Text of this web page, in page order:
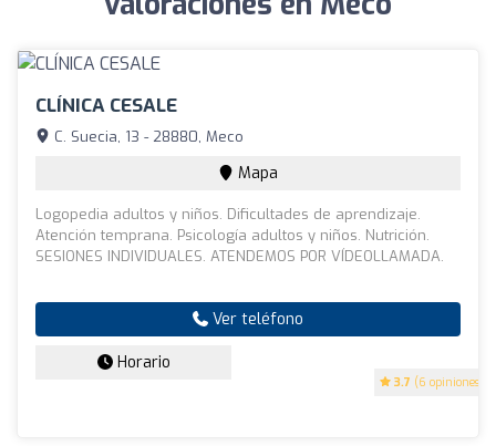
CLÍNICA CESALE
3.7 (6 opiniones)
C. Suecia, 13 - 28880, Meco
Mapa
Logopedia adultos y niños. Dificultades de aprendizaje.
Atención temprana. Psicología adultos y niños. Nutrición.
SESIONES INDIVIDUALES. ATENDEMOS POR VÍDEOLLAMADA.
Ver teléfono
Horario